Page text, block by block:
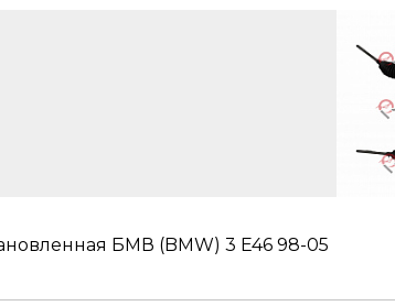
БМВ (BMW) 3 E46 98-05